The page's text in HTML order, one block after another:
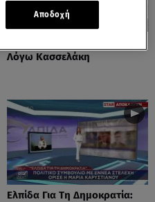
Λόγω Κασσελάκη
Ελπίδα Για Τη Δημοκρατία:
Αποδοχή